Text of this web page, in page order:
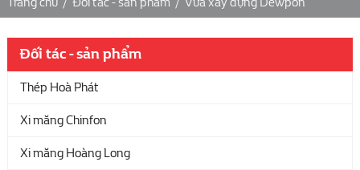
Đối tác - sản phẩm
Thép Hoà Phát
Xi măng Chinfon
Xi măng Hoàng Long